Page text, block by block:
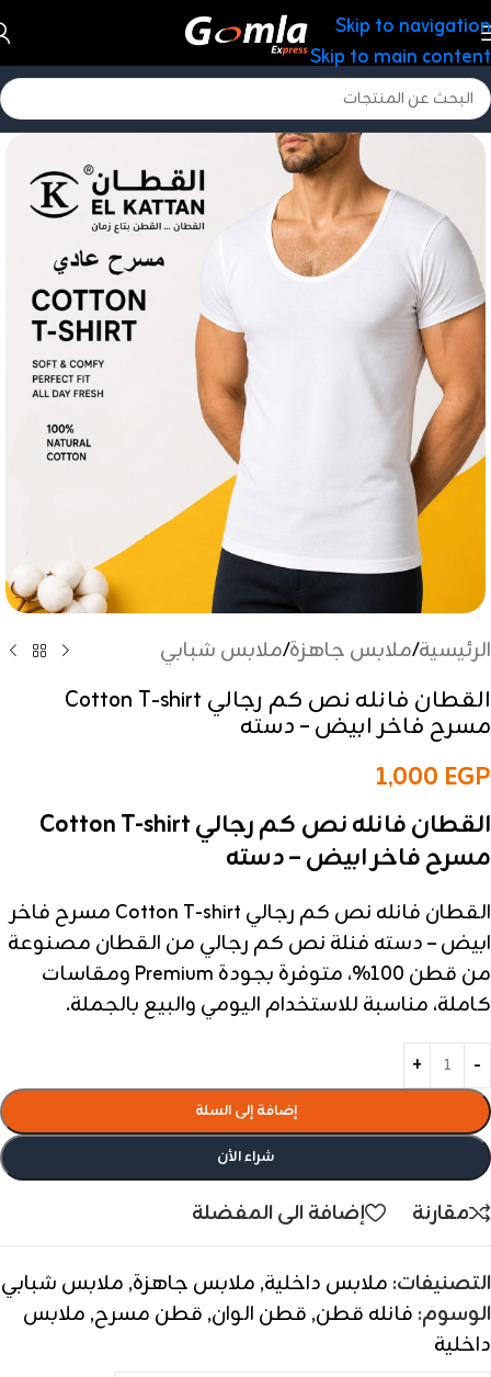
Skip to navigation
Skip to main content
الرئيسية/ملابس جاهزة/ملابس شبابي
القطان فانله نص كم رجالي Cotton T-shirt
مسرح فاخر ابيض – دسته
1,000 EGP
القطان فانله نص كم رجالي Cotton T-shirt
مسرح فاخر ابيض – دسته
القطان فانله نص كم رجالي Cotton T-shirt مسرح فاخر
ابيض – دسته فنلة نص كم رجالي من القطان مصنوعة
من قطن 100%، متوفرة بجودة Premium ومقاسات
كاملة، مناسبة للاستخدام اليومي والبيع بالجملة.
إضافة إلى السلة
شراء الأن
مقارنة إضافة الى المفضلة
التصنيفات: ملابس داخلية, ملابس جاهزة, ملابس شبابي
الوسوم: فانله قطن, قطن الوان, قطن مسرح, ملابس
داخلية